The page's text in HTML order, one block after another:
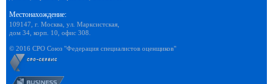
Местонахождение:
109147, г. Москва, ул. Марксистская,
дом 34, корп. 10, офис 308.
© 2016 СРО Союз "Федерация специалистов оценщиков"